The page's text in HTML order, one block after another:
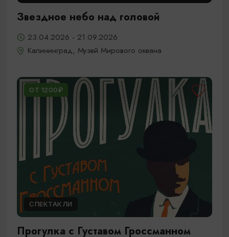
Звездное небо над головой
23.04.2026 - 21.09.2026
Калининград, Музей Мирового океана
ОТ 1200₽
СПЕКТАКЛИ
Прогулка с Густавом Гроссманном